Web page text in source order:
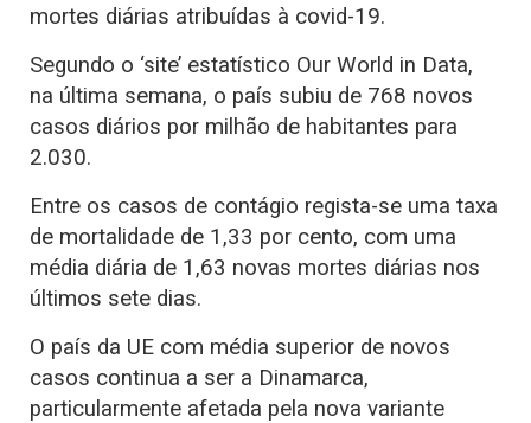
mortes diárias atribuídas à covid-19.
Segundo o ‘site’ estatístico Our World in Data,
na última semana, o país subiu de 768 novos
casos diários por milhão de habitantes para
2.030.
Entre os casos de contágio regista-se uma taxa
de mortalidade de 1,33 por cento, com uma
média diária de 1,63 novas mortes diárias nos
últimos sete dias.
O país da UE com média superior de novos
casos continua a ser a Dinamarca,
particularmente afetada pela nova variante